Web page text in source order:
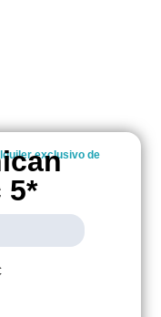
exclusivo de
5*